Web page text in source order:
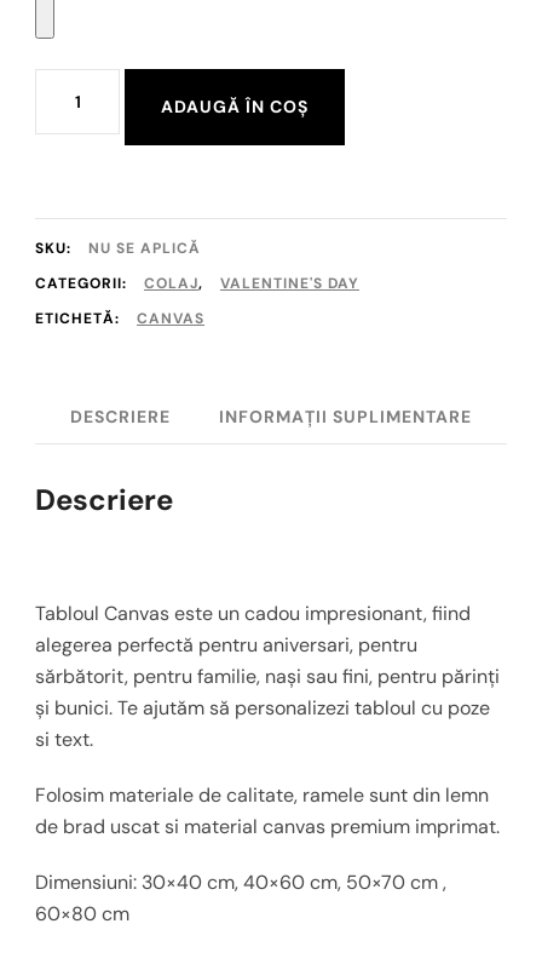
Canvas
ADAUGĂ ÎN COȘ
SKU:
NU SE APLICĂ
CATEGORII:
COLAJ,
VALENTINE'S DAY
ETICHETĂ:
CANVAS
DESCRIERE INFORMAȚII SUPLIMENTARE
Descriere
Tabloul Canvas este un cadou impresionant, fiind
alegerea perfectă pentru aniversari, pentru
sărbătorit, pentru familie, nași sau fini, pentru părinți
și bunici. Te ajutăm să personalizezi tabloul cu poze
si text.
Folosim materiale de calitate, ramele sunt din lemn
de brad uscat si material canvas premium imprimat.
Dimensiuni: 30×40 cm, 40×60 cm, 50×70 cm ,
60×80 cm